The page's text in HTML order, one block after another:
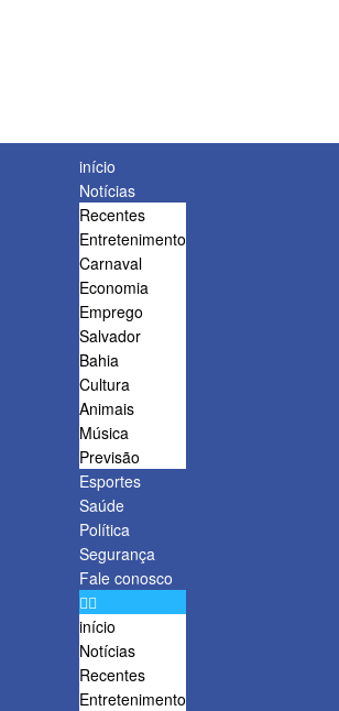
início
Notícias
Recentes
Entretenimento
Carnaval
Economia
Emprego
Salvador
Bahia
Cultura
Animais
Música
Previsão
Esportes
Saúde
Política
Segurança
Fale conosco
início
Notícias
Recentes
Entretenimento